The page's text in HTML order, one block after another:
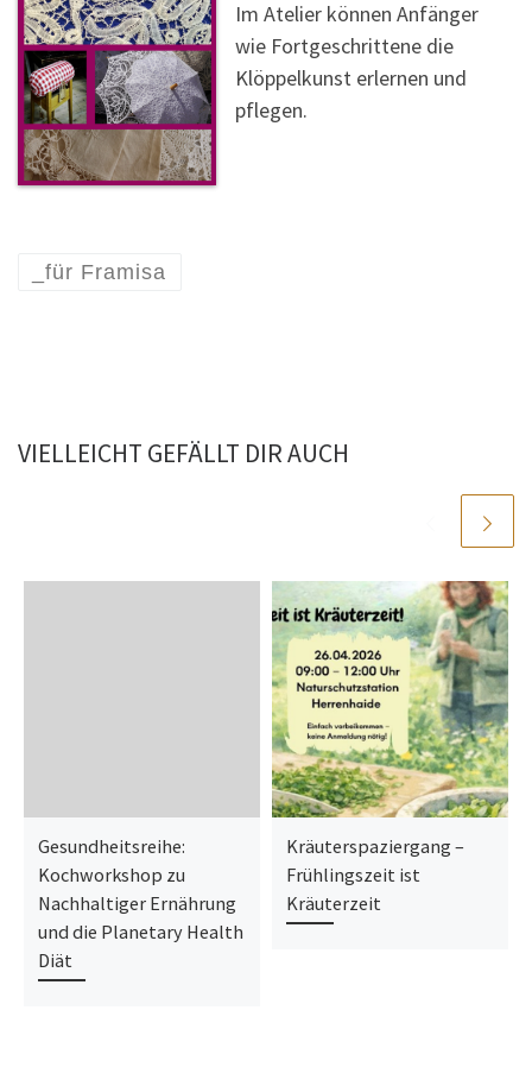
Im Atelier können Anfänger
wie Fortgeschrittene die
Klöppelkunst erlernen und
pflegen.
_für Framisa
VIELLEICHT GEFÄLLT DIR AUCH
Gesundheitsreihe:
Kochworkshop zu
Nachhaltiger Ernährung
und die Planetary Health
Diät
Kräuterspaziergang –
Frühlingszeit ist
Kräuterzeit